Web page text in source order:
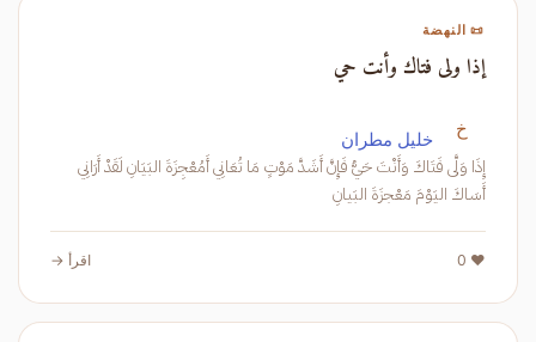
📜 النهضة
إذا ولى فتاك وأنت حي
خ خليل مطران
إِذَا وَلَّى فَتَاكَ وَأَنْتَ حَيُّ فَإِنَّ أَشَدَّ مَوْتٍ مَا تُعَانِي أَمُعْجِزَةَ البَيَانِ لَقَدْ أَرَانِي
أَسَاكَ اليَوْمَ مَعْجزَةَ البَيانِ
❤️ 0 اقرأ →